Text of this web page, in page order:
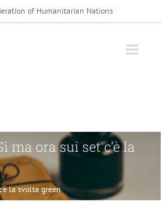
of Humanitarian Nations
ma ora sui set c’è la
la svolta green